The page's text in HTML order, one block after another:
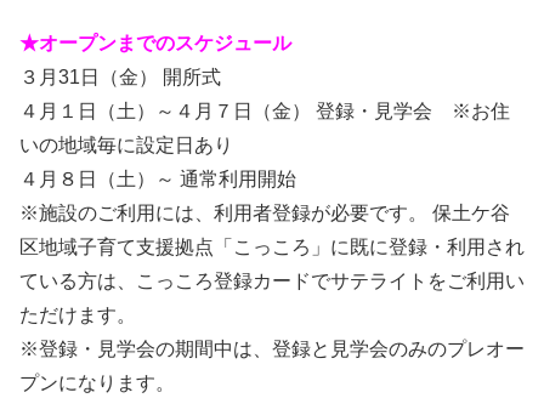
★オープンまでのスケジュール
３月31日（金） 開所式
４月１日（土）～４月７日（金） 登録・見学会 ※お住
いの地域毎に設定日あり
４月８日（土）～ 通常利用開始
※施設のご利用には、利用者登録が必要です。 保土ケ谷
区地域子育て支援拠点「こっころ」に既に登録・利用され
ている方は、こっころ登録カードでサテライトをご利用い
ただけます。
※登録・見学会の期間中は、登録と見学会のみのプレオー
プンになります。